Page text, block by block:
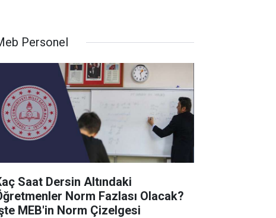
Personel
Saat Dersin Altındaki
Norm Fazlası Olacak?
MEB'in Norm Çizelgesi